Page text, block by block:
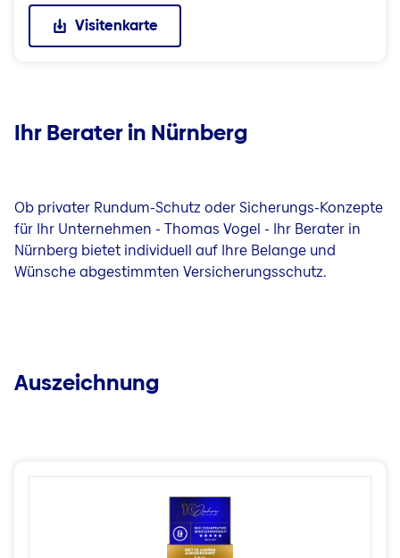
Visitenkarte
Ihr Berater in Nürnberg
Ob privater Rundum-Schutz oder Sicherungs-Konzepte
für Ihr Unternehmen - Thomas Vogel - Ihr Berater in
Nürnberg bietet individuell auf Ihre Belange und
Wünsche abgestimmten Versicherungsschutz.
Auszeichnung